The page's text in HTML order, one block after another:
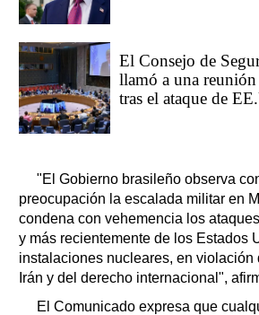
El Consejo de
llamó a una reunión
tras el ataque de
"El Gobierno brasileño observa
preocupación la escalada militar en
condena con vehemencia los
y más recientemente de los Estados
instalaciones nucleares, en violación
Irán y del derecho internacional",
El Comunicado expresa que